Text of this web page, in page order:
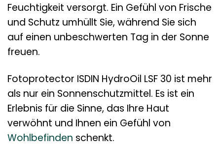
Feuchtigkeit versorgt. Ein Gefühl von Frische
und Schutz umhüllt Sie, während Sie sich
auf einen unbeschwerten Tag in der Sonne
freuen.
Fotoprotector ISDIN HydroOil LSF 30 ist mehr
als nur ein Sonnenschutzmittel. Es ist ein
Erlebnis für die Sinne, das Ihre Haut
verwöhnt und Ihnen ein Gefühl von
Wohlbefinden schenkt.